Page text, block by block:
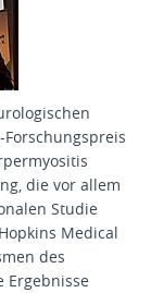
die vor allem
Studie
Medical
des
Ergebnisse